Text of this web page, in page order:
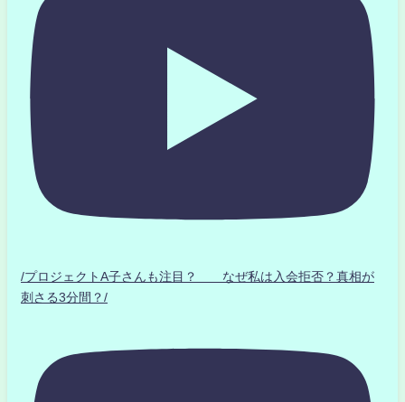
/プロジェクトA子さんも注目？ なぜ私は入会拒否？真相が
刺さる3分間？/